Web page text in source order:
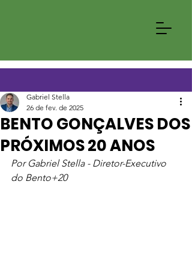
BENTO GONÇALVES DOS
PRÓXIMOS 20 ANOS
Gabriel Stella
26 de fev. de 2025
Por Gabriel Stella - Diretor-Executivo
do Bento+20